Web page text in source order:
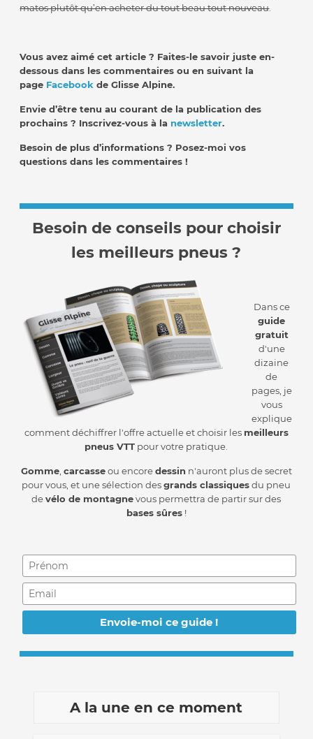
matos plutôt qu’en acheter du tout beau tout nouveau.
Vous avez aimé cet article ? Faites-le savoir juste en-
dessous dans les commentaires ou en suivant la
page Facebook de Glisse Alpine.
Envie d’être tenu au courant de la publication des
prochains ? Inscrivez-vous à la newsletter.
Besoin de plus d’informations ? Posez-moi vos
questions dans les commentaires !
Besoin de conseils pour choisir
les meilleurs pneus ?
Dans ce
guide
gratuit
d'une
dizaine
de
pages, je
vous
explique
comment déchiffrer l'offre actuelle et choisir les meilleurs
pneus VTT pour votre pratique.
Gomme, carcasseou encoredessin n'auront plus de secret
pour vous, et une sélection desgrands classiquesdu pneu
devélo de montagnevous permettra de partir sur des
bases sûres!
A la une en ce moment